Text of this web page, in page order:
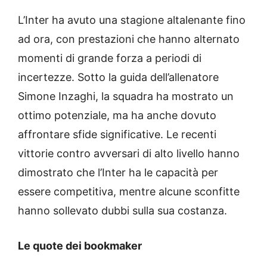
L’Inter ha avuto una stagione altalenante fino
ad ora, con prestazioni che hanno alternato
momenti di grande forza a periodi di
incertezze. Sotto la guida dell’allenatore
Simone Inzaghi, la squadra ha mostrato un
ottimo potenziale, ma ha anche dovuto
affrontare sfide significative. Le recenti
vittorie contro avversari di alto livello hanno
dimostrato che l’Inter ha le capacità per
essere competitiva, mentre alcune sconfitte
hanno sollevato dubbi sulla sua costanza.
Le quote dei bookmaker